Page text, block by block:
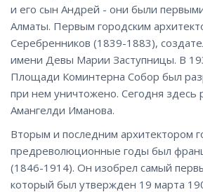
и его сын Андрей - они были
Алматы. Первым городским
Серебренников (1839-1883),
имени Девы Марии Заступницы. В
Площади Коминтерна Собор был
при нем уничтожено. Сегодня здесь
Амангелди Иманова.
Вторым и последним архитектором
предреволюционные годы был
(1846-1914). Он изобрел самый
который был утвержден 19 марта